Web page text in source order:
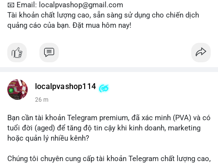
📧 Email: localpvashop@gmail.com
Tài khoản chất lượng cao, sẵn sàng sử dụng cho chiến dịch
quảng cáo của bạn. Đặt mua hôm nay!
localpvashop114
26 m
Bạn cần tài khoản Telegram premium, đã xác minh (PVA) và có
tuổi đời (aged) để tăng độ tin cậy khi kinh doanh, marketing
hoặc quản lý nhiều kênh?
Chúng tôi chuyên cung cấp tài khoản Telegram chất lượng cao,